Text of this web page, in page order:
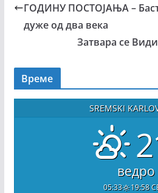
ГОДИНУ ПОСТОЈАЊА –
дуже од два века
Затвара се
Време
SREMSKI
ведро
05:33 19:58